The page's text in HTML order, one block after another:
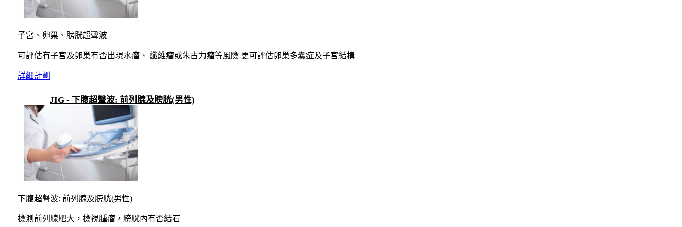
子宮、卵巢、膀胱超聲波
可評估有子宮及卵巢有否出現水瘤、 纖維瘤或朱古力瘤等風險 更可評估卵巢多囊症及子宮結構
詳細計劃
JIG - 下腹超聲波: 前列腺及膀胱(男性)
下腹超聲波: 前列腺及膀胱(男性)
檢測前列腺肥大，檢視腫瘤，膀胱內有否結石